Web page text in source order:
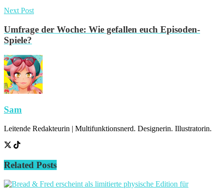
Next Post
Umfrage der Woche: Wie gefallen euch Episoden-
Spiele?
Sam
Leitende Redakteurin | Multifunktionsnerd. Designerin. Illustratorin.
Related Posts